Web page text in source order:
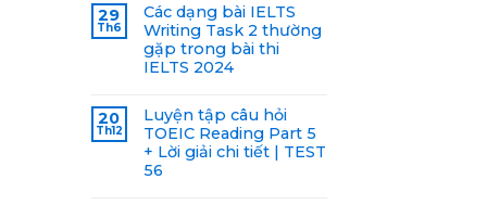
29
Th6
Các dạng bài IELTS
Writing Task 2 thường
gặp trong bài thi
IELTS 2024
20
Th12
Luyện tập câu hỏi
TOEIC Reading Part 5
+ Lời giải chi tiết | TEST
56